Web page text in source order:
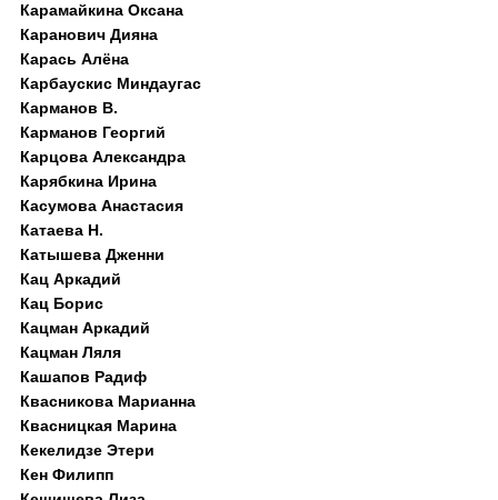
Карамайкина Оксана
Каранович Дияна
Карась Алёна
Карбаускис Миндаугас
Карманов В.
Карманов Георгий
Карцова Александра
Карябкина Ирина
Касумова Анастасия
Катаева Н.
Катышева Дженни
Кац Аркадий
Кац Борис
Кацман Аркадий
Кацман Ляля
Кашапов Радиф
Квасникова Марианна
Квасницкая Марина
Кекелидзе Этери
Кен Филипп